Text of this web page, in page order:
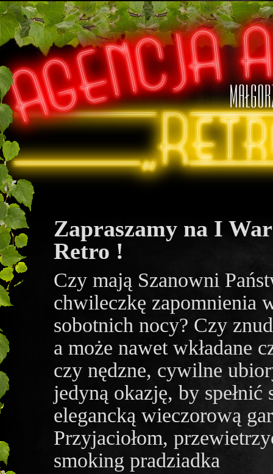
Zapraszamy na I
Retro !
Czy mają Szanowni
chwileczkę zapomnienia
sobotnich nocy? Czy
a może nawet wkładane
czy nędzne, cywilne
jedyną okazję, by
elegancką wieczorową
Przyjaciołom,
smoking pradziadka